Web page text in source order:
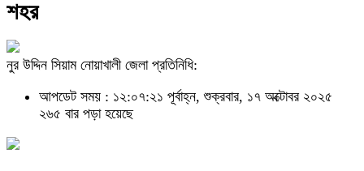
শহর
নুর উদ্দিন সিয়াম নোয়াখালী জেলা প্রতিনিধি:
আপডেট সময় : ১২:০৭:২১ পূর্বাহ্ন, শুক্রবার, ১৭ অক্টোবর ২০২৫
২৬৫ বার পড়া হয়েছে